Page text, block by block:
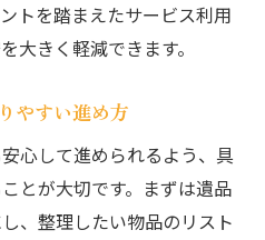
トを踏まえたサービス利用
大きく軽減できます。
やすい進め方
心して進められるよう、具
とが大切です。まずは遺品
、整理したい物品のリスト